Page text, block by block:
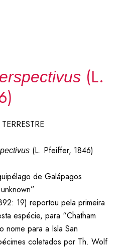
(L.
TERRESTRE
(L. Pfeiffer, 1846)
de Galápagos
19) reportou pela primeira
espécie, para “Chatham
nome para a Isla San
coletados por Th. Wolf